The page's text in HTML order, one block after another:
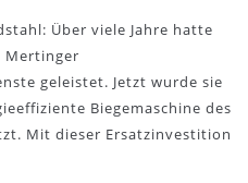
Über viele Jahre hatte
Mertinger
geleistet. Jetzt wurde sie
Biegemaschine des
Mit dieser Ersatzinvestition